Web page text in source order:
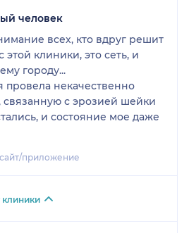
человек
всех, кто вдруг решит
клиники, это сеть, и
городу...
некачественно
с эрозией шейки
и состояние мое даже
почти каждый месяц - и
что симптомы
приложение
клиники